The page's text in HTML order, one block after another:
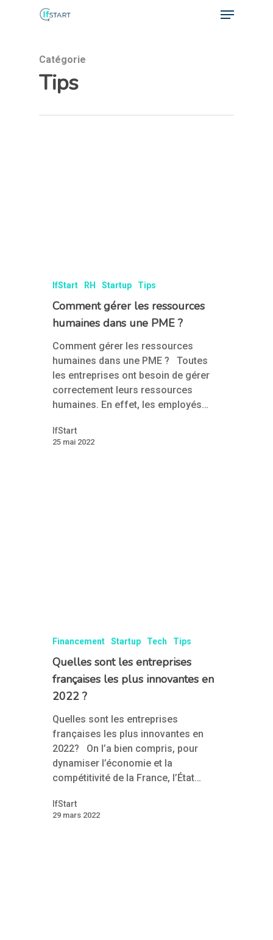
Hit enter to search or ESC to close
Catégorie
Tips
IfStart RH Startup Tips
Comment gérer les ressources
humaines dans une PME ?
Comment gérer les ressources
humaines dans une PME ? Toutes
les entreprises ont besoin de gérer
correctement leurs ressources
humaines. En effet, les employés…
IfStart
25 mai 2022
Financement Startup Tech Tips
Quelles sont les entreprises
françaises les plus innovantes en
2022 ?
Quelles sont les entreprises
françaises les plus innovantes en
2022? On l’a bien compris, pour
dynamiser l’économie et la
compétitivité de la France, l’État…
IfStart
29 mars 2022